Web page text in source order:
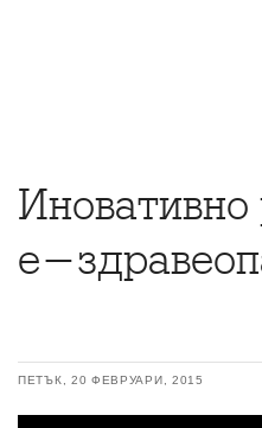
е-
ПЕТЪК, 20 ФЕВРУАРИ, 2015